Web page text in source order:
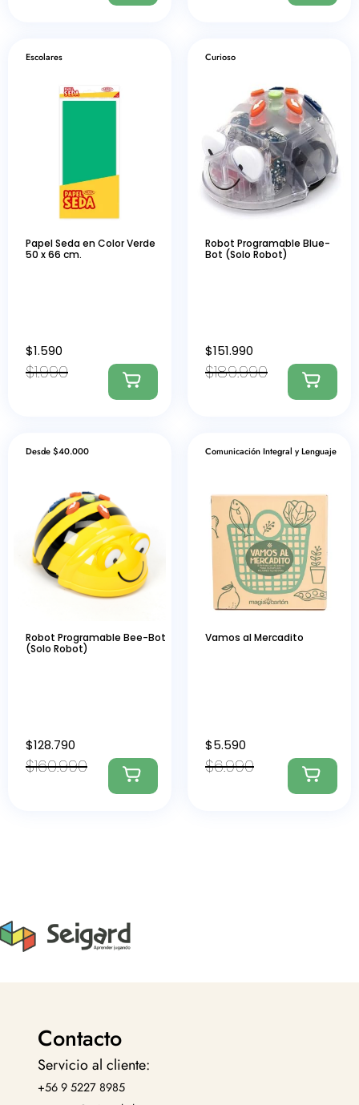
Escolares
Papel Seda en Color Verde
50 x 66 cm.
$1.990
$1.590
Curioso
Robot Programable Blue-
Bot (Solo Robot)
$189.990
$151.990
Desde $40.000
Robot Programable Bee-Bot
(Solo Robot)
$160.990
$128.790
Comunicación Integral y Lenguaje
Vamos al Mercadito
$6.990
$5.590
Contacto
Servicio al cliente:
+56 9 5227 8985